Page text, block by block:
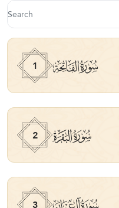
1 ﮍ
2 ﮎ
3